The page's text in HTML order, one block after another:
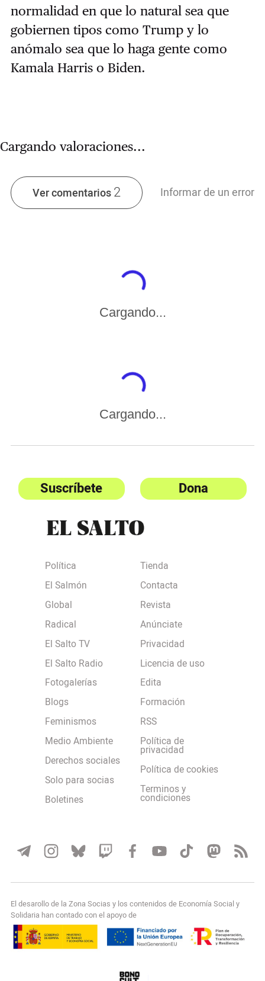
normalidad en que lo natural sea que
gobiernen tipos como Trump y lo
anómalo sea que lo haga gente como
Kamala Harris o Biden.
Cargando valoraciones...
Ver comentarios2 Informar de un error
Cargando...
Cargando...
Suscríbete Dona
Política
El Salmón
Global
Radical
El Salto TV
El Salto Radio
Fotogalerías
Blogs
Feminismos
Medio Ambiente
Derechos sociales
Solo para socias
Boletines
Tienda
Contacta
Revista
Anúnciate
Privacidad
Licencia de uso
Edita
Formación
RSS
Política de
privacidad
Política de cookies
Terminos y
condiciones
El desarollo de la Zona Socias y los contenidos de Economía Social y
Solidaria han contado con el apoyo de